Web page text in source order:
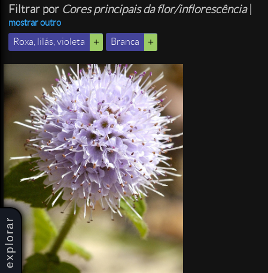
explorar
Filtrar por Cores principais da flor/inflorescência|
mostrar outro
Roxa, lilás, violeta
Branca